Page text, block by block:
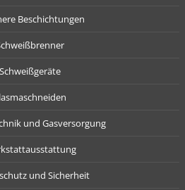
Beschichtungen
Schweißgeräte
und Gasversorgung
und Sicherheit